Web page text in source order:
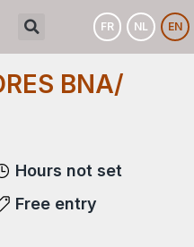
FR NL EN
BNA/
Hours not set
Free entry